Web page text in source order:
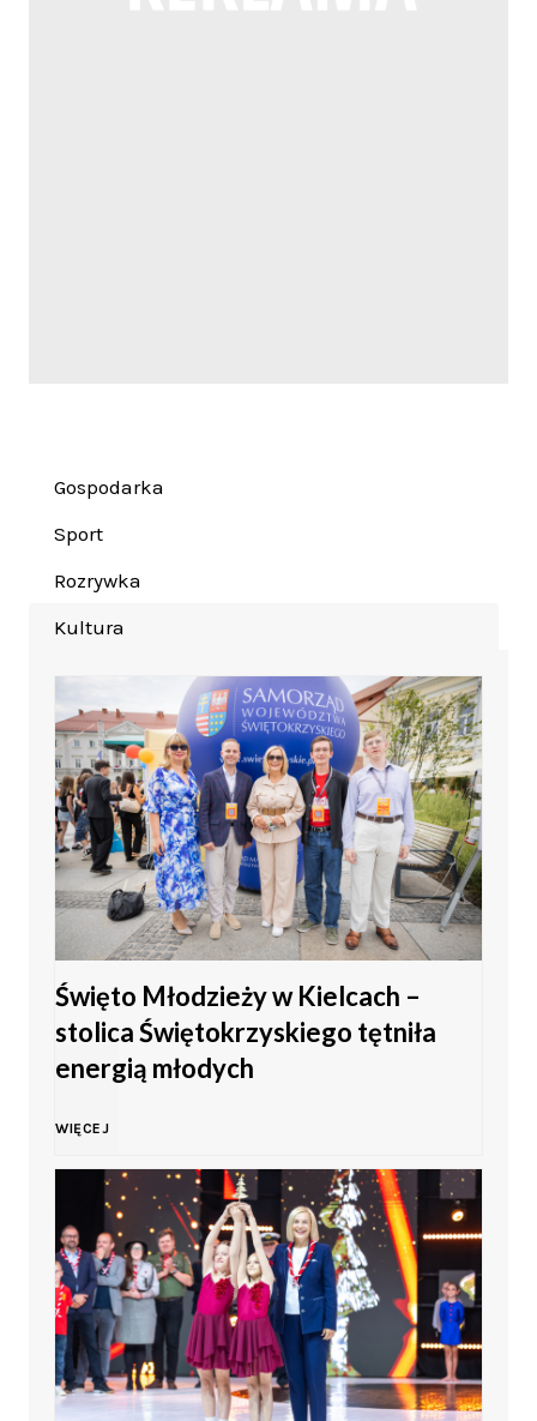
Gospodarka
Sport
Rozrywka
Kultura
Święto Młodzieży w Kielcach –
stolica Świętokrzyskiego tętniła
energią młodych
WIĘCEJŚ
w
i
ę
t